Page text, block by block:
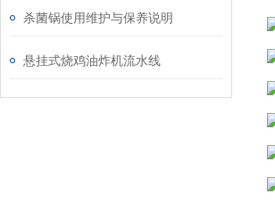
杀菌锅使用维护与保养说明
悬挂式烧鸡油炸机流水线